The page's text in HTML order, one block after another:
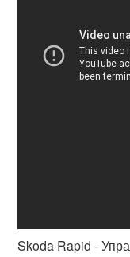
Skoda Rapid -